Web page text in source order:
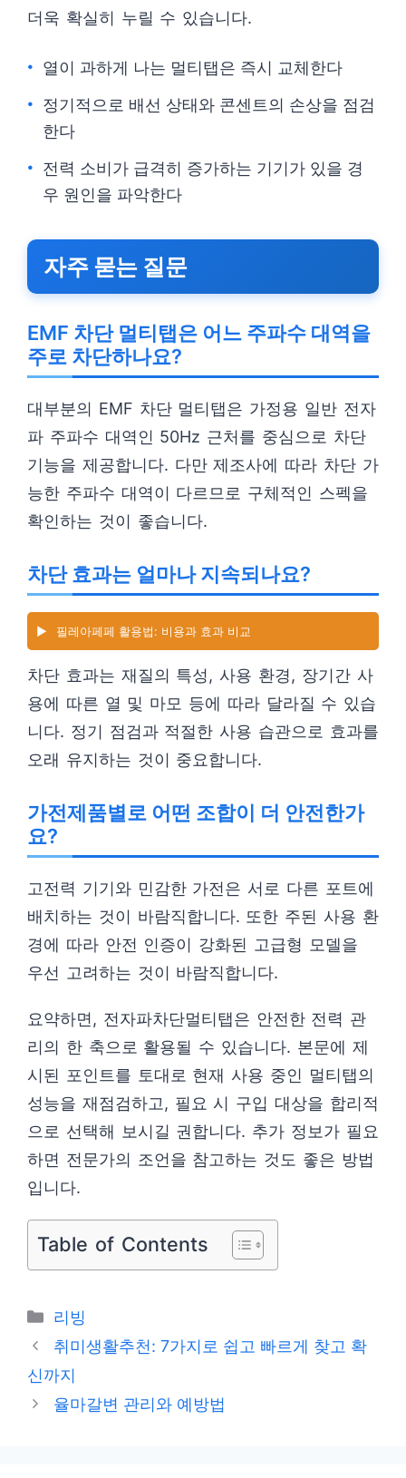
더욱 확실히 누릴 수 있습니다.
열이 과하게 나는 멀티탭은 즉시 교체한다
정기적으로 배선 상태와 콘센트의 손상을 점검
한다
전력 소비가 급격히 증가하는 기기가 있을 경
우 원인을 파악한다
자주 묻는 질문
EMF 차단 멀티탭은 어느 주파수 대역을
주로 차단하나요?
대부분의 EMF 차단 멀티탭은 가정용 일반 전자
파 주파수 대역인 50Hz 근처를 중심으로 차단
기능을 제공합니다. 다만 제조사에 따라 차단 가
능한 주파수 대역이 다르므로 구체적인 스펙을
확인하는 것이 좋습니다.
차단 효과는 얼마나 지속되나요?
▶️ 필레아페페 활용법: 비용과 효과 비교
차단 효과는 재질의 특성, 사용 환경, 장기간 사
용에 따른 열 및 마모 등에 따라 달라질 수 있습
니다. 정기 점검과 적절한 사용 습관으로 효과를
오래 유지하는 것이 중요합니다.
가전제품별로 어떤 조합이 더 안전한가
요?
고전력 기기와 민감한 가전은 서로 다른 포트에
배치하는 것이 바람직합니다. 또한 주된 사용 환
경에 따라 안전 인증이 강화된 고급형 모델을
우선 고려하는 것이 바람직합니다.
요약하면, 전자파차단멀티탭은 안전한 전력 관
리의 한 축으로 활용될 수 있습니다. 본문에 제
시된 포인트를 토대로 현재 사용 중인 멀티탭의
성능을 재점검하고, 필요 시 구입 대상을 합리적
으로 선택해 보시길 권합니다. 추가 정보가 필요
하면 전문가의 조언을 참고하는 것도 좋은 방법
입니다.
Table of Contents
카
테
리
리빙
취미생활추천: 7가지로 쉽고 빠르게 찾고 확
신까지
율마갈변 관리와 예방법